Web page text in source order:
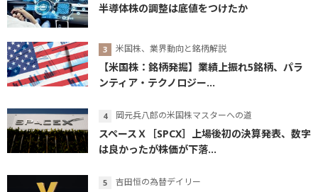
半導体株の調整は底値をつけたか
米国株、業界動向と銘柄解説
【米国株：銘柄発掘】業績上振れ5銘柄、パラ
ンティア・テクノロジー...
岡元兵八郎の米国株マスターへの道
スペースＸ［SPCX］上場後初の決算発表、数字
は良かったが株価が下落...
吉田恒の為替デイリー